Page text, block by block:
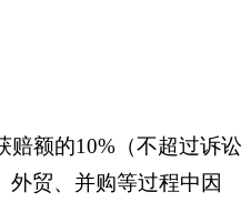
赔额的10%（不超过诉讼
外贸、并购等过程中因